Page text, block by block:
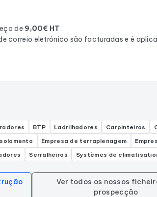
de 9,00€ HT.
correio eletrónico são facturadas e é
BTP Ladrilhadores Carpinteiros
Empresa de terraplenagem
Serralheiros Systèmes de
Ver todos os nossos
prospecção